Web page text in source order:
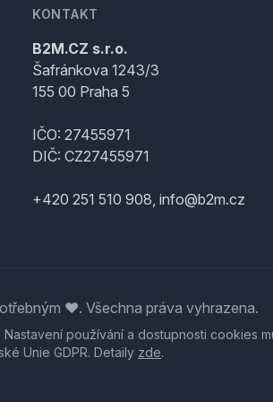
KONTAKT
B2M.CZ s.r.o.
Šafránkova 1243/3
155 00 Praha 5
IČO: 27455971
DIČ: CZ27455971
+420 251 510 908, info@b2m.cz
♥️. Všechna práva vyhrazena.
. Nastavení používání a dostupnosti cookies
Unie GDPR. Detaily zde.